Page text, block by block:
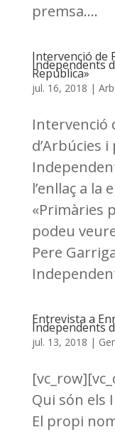
premsa....
Intervenció de
Independents
República»
jul. 16, 2018 |
Intervenció
d’Arbúcies
l’enllaç a la
«Primàries
podeu
Pere
Entrevista a
Independents
jul. 13, 2018 |
Qui són els
El propi